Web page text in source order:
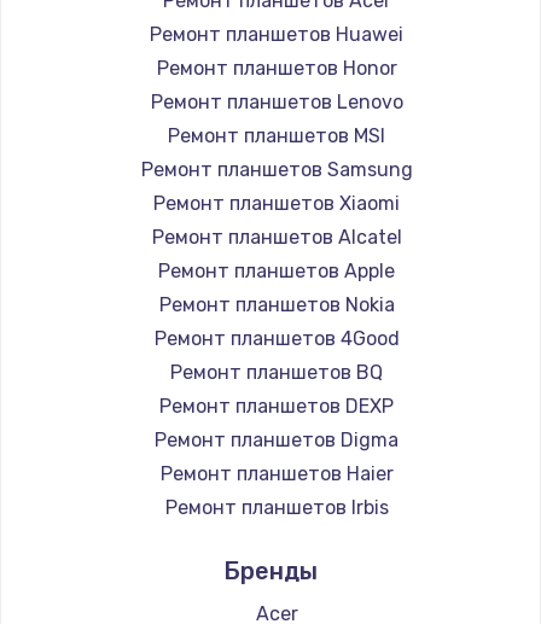
Заказать
Замена вебкамеры
1260 руб.
Заказать
Ремонт петель крышки
990 руб.
Заказать
Настройка Wi-Fi
1030 руб.
Замена шим-контроллера
3900 руб.
Ремонт планшетов Huawei
Ремонт планшетов Honor
Ремонт планшетов Lenovo
Ремонт планшетов MSI
Ремонт планшетов Samsung
Ремонт планшетов Xiaomi
Ремонт планшетов Alcatel
Ремонт планшетов Apple
Ремонт планшетов Nokia
Ремонт планшетов 4Good
Ремонт планшетов BQ
Ремонт планшетов DEXP
Ремонт планшетов Digma
Ремонт планшетов Haier
Ремонт планшетов Irbis
Ремонт планшетов Microsoft
Ремонт планшетов BlackView
Бренды
Acer